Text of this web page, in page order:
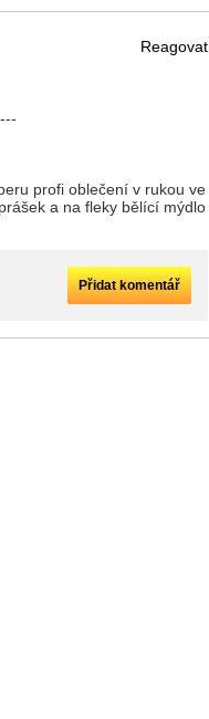
Reagovat
profi oblečení v rukou ve
a na fleky bělící mýdlo
Přidat komentář